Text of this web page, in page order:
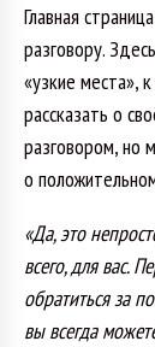
Главная
разговору.
«узкие места»,
рассказать о
разговором, но
о
«Да, это
всего, для вас.
обратиться за
вы всегда